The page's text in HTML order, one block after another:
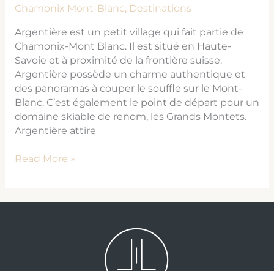
Chamonix Mont-Blanc, Destinations
Argentière est un petit village qui fait partie de
Chamonix-Mont Blanc. Il est situé en Haute-
Savoie et à proximité de la frontière suisse.
Argentière possède un charme authentique et
des panoramas à couper le souffle sur le Mont-
Blanc. C’est également le point de départ pour un
domaine skiable de renom, les Grands Montets.
Argentière attire
Read More »